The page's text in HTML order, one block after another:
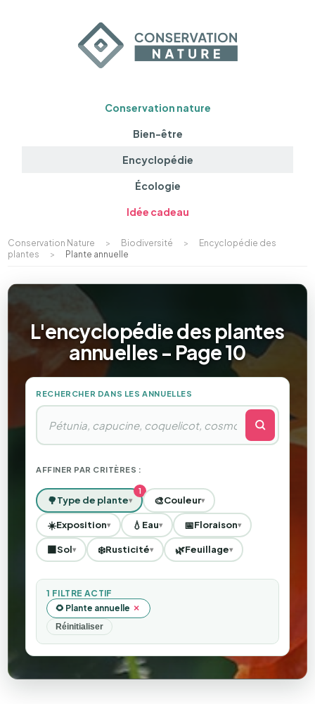
Conservation nature
Bien-être
Encyclopédie
Écologie
Idée cadeau
Conservation Nature > Biodiversité >
Encyclopédie des
plantes
> Plante annuelle
L'encyclopédie des plantes
annuelles - Page 10
RECHERCHER DANS LES ANNUELLES
AFFINER PAR CRITÈRES :
🌳Type de plante▾ 🎨Couleur▾
☀️Exposition▾ 💧 Eau▾ 📅Floraison▾
🟫Sol▾ ❄️Rusticité▾ 🌿Feuillage▾
1 FILTRE ACTIF
🌻 Plante annuelle ×
Réinitialiser